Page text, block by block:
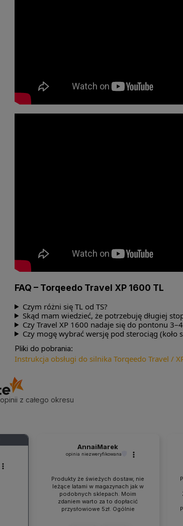
FAQ – Torqeedo Travel XP 1600 TL
Czym różni się TL od TS?
Skąd mam wiedzieć, że potrzebuję długiej
Czy Travel XP 1600 nadaje się do pontonu
Czy mogę wybrać wersję pod sterociąg (koło
Pliki do pobrania:
Instrukcja obsługi do silnika Torqeedo Travel /
opinii z całego okresu
AnnaiMarek
opinia niezweryfikowana
Produkty że świeżych dostaw, nie
leżące latami w magazynach jak w
podobnych sklepach. Moim
zdaniem warto za to dopłacić
przysłowiowe 5zł. Ogólnie